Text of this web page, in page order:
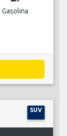
Gasolina
SUV